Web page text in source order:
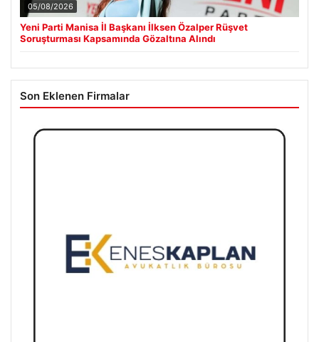
05/08/2026
Yeni Parti Manisa İl Başkanı İlksen Özalper Rüşvet
Soruşturması Kapsamında Gözaltına Alındı
Son Eklenen Firmalar